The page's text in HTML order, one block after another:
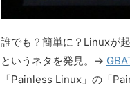
誰でも？簡単に？Linuxが起
というネタを発見。→
「Painless Linux」の「